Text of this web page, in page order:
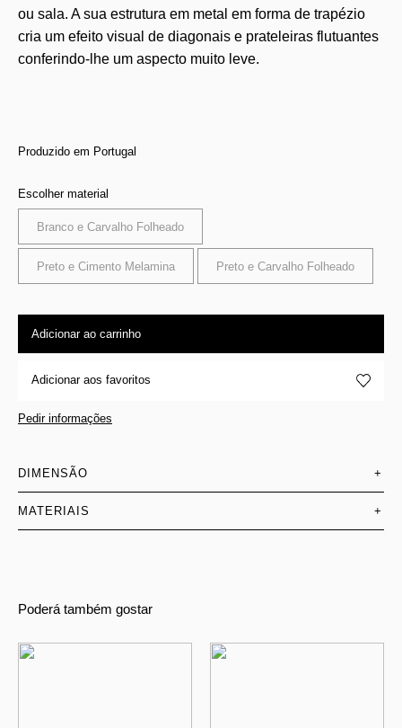
ou sala. A sua estrutura em metal em forma de trapézio
cria um efeito visual de diagonais e prateleiras flutuantes
conferindo-lhe um aspecto muito leve.
Produzido em Portugal
Escolher material
Branco e Carvalho Folheado
Preto e Cimento Melamina Preto e Carvalho Folheado
Adicionar ao carrinho
Adicionar aos favoritos
Pedir informações
DIMENSÃO +
MATERIAIS +
Poderá também gostar